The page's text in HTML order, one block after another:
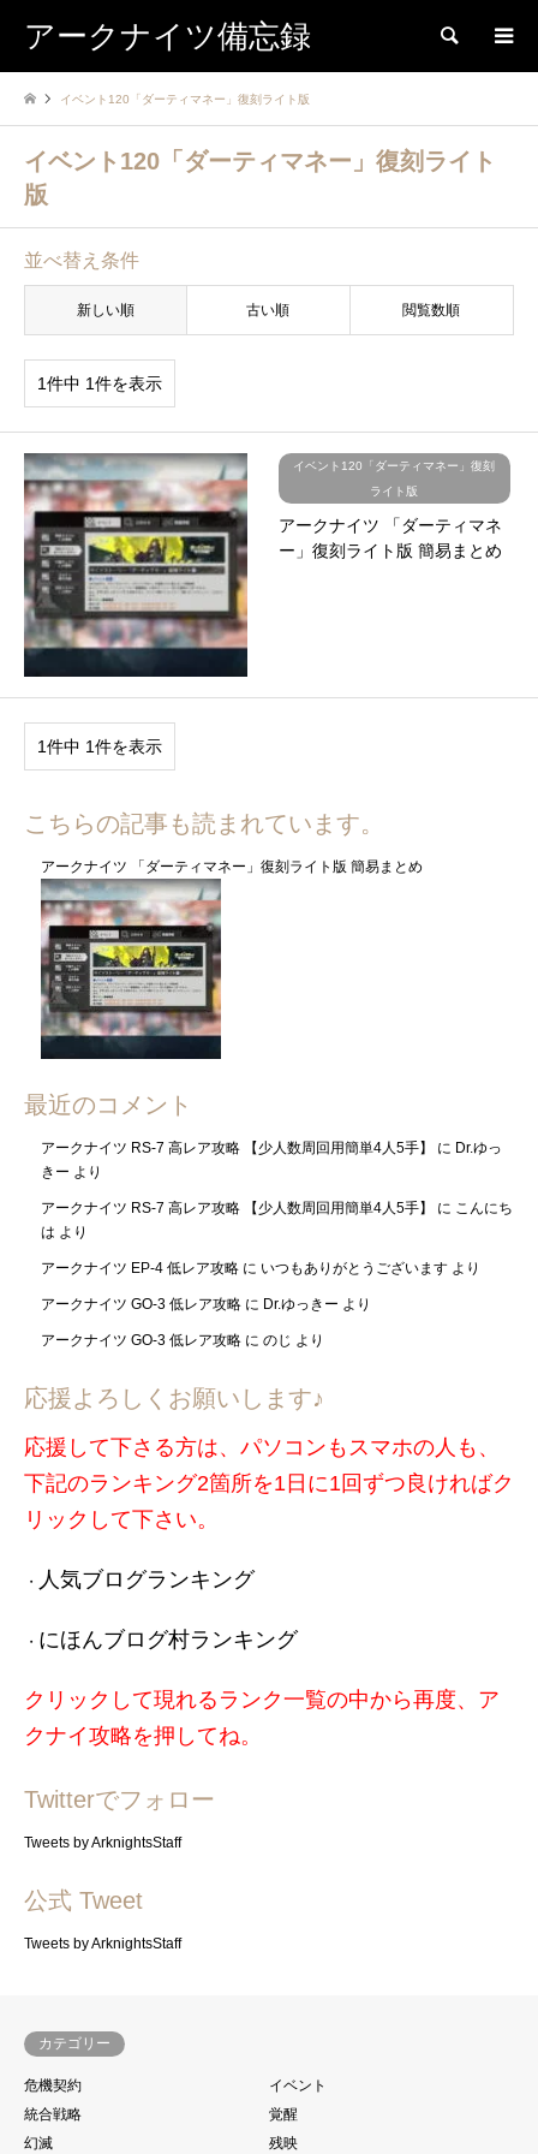
アークナイツ備忘録 検索
イベント120「ダーティマネー」復刻ライト版
イベント120「ダーティマネー」復刻ライト
版
並べ替え条件
新しい順 古い順 閲覧数順
1件中 1件を表示
イベント120「ダーティマネー」復刻
ライト版
アークナイツ 「ダーティマネ
ー」復刻ライト版 簡易まとめ
1件中 1件を表示
こちらの記事も読まれています。
アークナイツ 「ダーティマネー」復刻ライト版 簡易まとめ
最近のコメント
アークナイツ RS-7 高レア攻略 【少人数周回用簡単4人5手】 に Dr.ゆっ
きー より
アークナイツ RS-7 高レア攻略 【少人数周回用簡単4人5手】 に こんにち
は より
アークナイツ EP-4 低レア攻略 に いつもありがとうございます より
アークナイツ GO-3 低レア攻略 に Dr.ゆっきー より
アークナイツ GO-3 低レア攻略 に のじ より
応援よろしくお願いします♪
応援して下さる方は、パソコンもスマホの人も、
下記のランキング2箇所を1日に1回ずつ良ければク
リックして下さい。
・ 人気ブログランキング
・ にほんブログ村ランキング
クリックして現れるランク一覧の中から再度、ア
クナイ攻略を押してね。
Twitterでフォロー
Tweets by ArknightsStaff
公式 Tweet
Tweets by ArknightsStaff
カテゴリー
危機契約
イベント
統合戦略
覚醒
幻滅
残映